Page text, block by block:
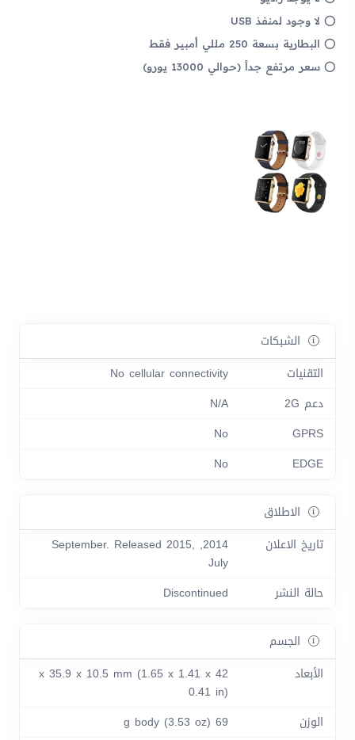
لا وجود لمنفذ USB
البطارية بسعة 250 مللي أمبير فقط
سعر مرتفع جداً (حوالي 13000 يورو)
الشبكات
التقنيات
No cellular connectivity
دعم 2G
N/A
GPRS
No
EDGE
No
الاطلاق
تاريخ الاعلان
2014, September. Released 2015,
July
حالة النشر
Discontinued
الجسم
الأبعاد
42 x 35.9 x 10.5 mm (1.65 x 1.41 x
0.41 in)
الوزن
69 g body (3.53 oz)